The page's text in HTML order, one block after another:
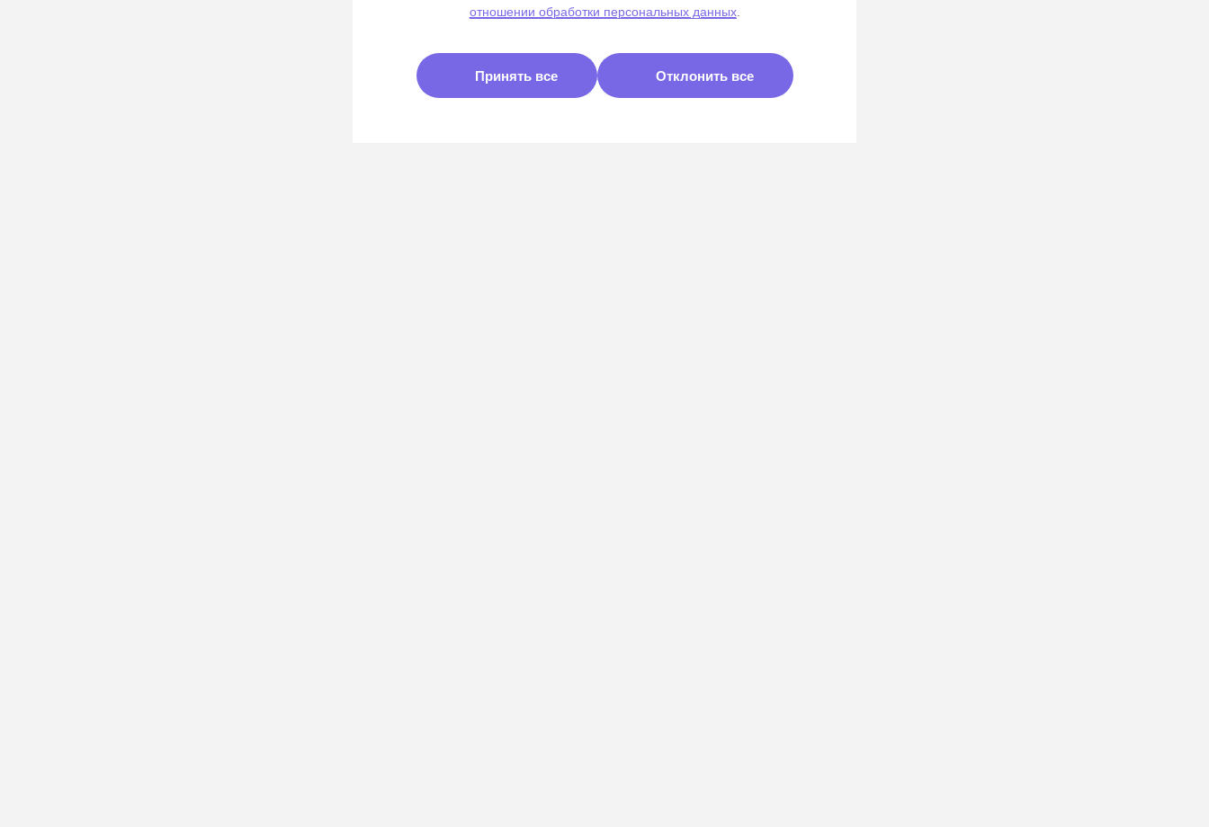
отношении обработки персональных данных.
Принять все Отклонить все